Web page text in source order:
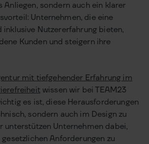
Anliegen, sondern auch ein klarer
Unternehmen, die eine
inklusive Nutzererfahrung bieten,
Kunden und steigern ihre
mit tiefgehender Erfahrung im
wissen wir bei TEAM23
es ist, diese Herausforderungen
sondern auch im Design zu
unterstützen Unternehmen dabei,
Anforderungen zu